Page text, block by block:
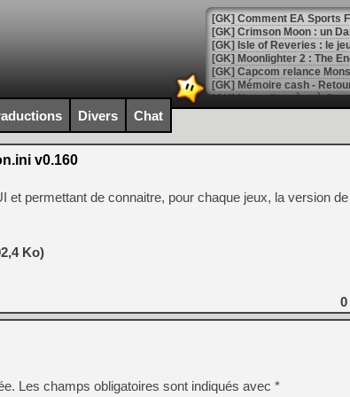
[GK] Comment EA Sports
[GK] Crimson Moon : un
[GK] Isle of Reveries : le
[GK] Moonlighter 2 : The
[GK] Capcom relance
[Mo5] Deux inédits du
[GK] Le beat'em up The
[GK] Endless Legend 2 :
[LS] [PS5] Le WebKit
[GK] Oubliez Crazy Taxi,
[LS] [Switch] NSZ 5.0.0
[GK] No More Room in
[GK] Un chatbot Atelier
[GK] Mémoire cash -
Divers Chat
v0.160
et permettant de connaitre, pour chaque jeux, la version
Ko)
0
Les champs obligatoires sont indiqués avec *